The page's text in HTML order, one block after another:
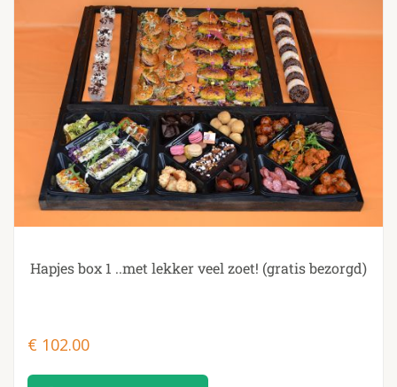
Hapjes box 1 ..met lekker veel zoet! (gratis bezorgd)
€ 102.00